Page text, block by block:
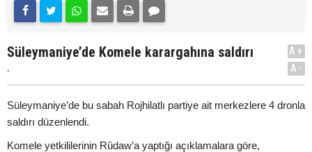
Süleymaniye’de Komele karargahına saldırı
.
A+
A-
Süleymaniye’de bu sabah Rojhilatlı partiye ait merkezlere 4 dronla
saldırı düzenlendi.
Komele yetkililerinin Rûdaw’a yaptığı açıklamalara göre,